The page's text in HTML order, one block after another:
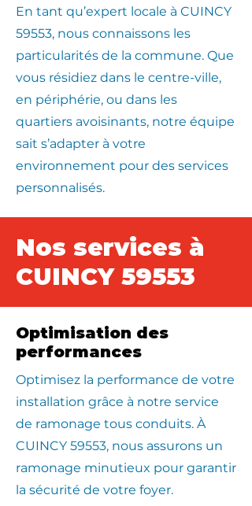
En tant qu’expert locale à CUINCY
59553, nous connaissons les
particularités de la commune. Que
vous résidiez dans le centre-ville,
en périphérie, ou dans les
quartiers avoisinants, notre équipe
sait s’adapter à votre
environnement pour des services
personnalisés.
Nos services à
CUINCY 59553
Optimisation des
performances
Optimisez la performance de votre
installation grâce à notre service
de ramonage tous conduits. À
CUINCY 59553, nous assurons un
ramonage minutieux pour garantir
la sécurité de votre foyer.